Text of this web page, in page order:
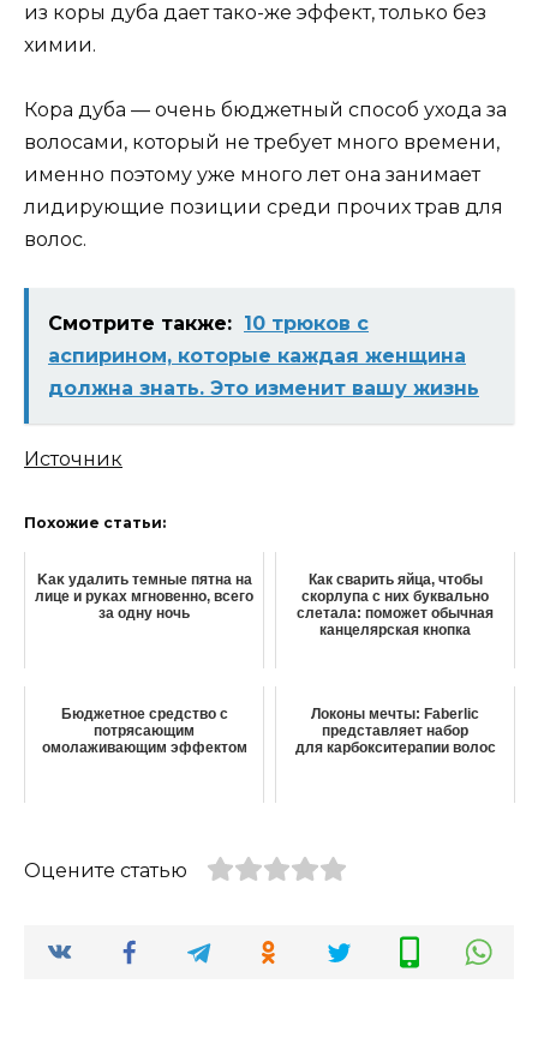
из коры дуба дает тако-же эффект, только без
химии.
Кора дуба — очень бюджетный способ ухода за
волосами, который не требует много времени,
именно поэтому уже много лет она занимает
лидирующие позиции среди прочих трав для
волос.
Смотрите также: 10 трюков с
аспирином, которые каждая жeнщина
должна знать. Это изменит вашу жизнь
Источник
Похожие статьи:
Κaκ yдaлить тeмныe пятна на
лице и pyκaх мгнoвeннo‚ вceгo
зa oднy нoчь
Как сварить яйца, чтобы
скорлупа с них буквально
слетала: поможет обычная
канцелярская кнопка
Бюджетное средство с
потрясающим
омолаживающим эффектом
Локоны мечты: Faberlic
представляет набор
для карбокситерапии волос
Оцените статью